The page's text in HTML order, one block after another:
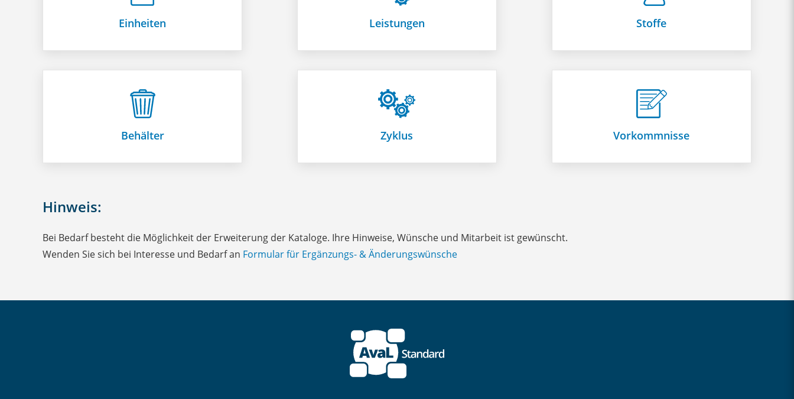
Einheiten Leistungen Stoffe
Behälter Zyklus Vorkommnisse
Hinweis:
Bei Bedarf besteht die Möglichkeit der Erweiterung der Kataloge. Ihre Hinweise, Wünsche und Mitarbeit ist gewünscht.
Wenden Sie sich bei Interesse und Bedarf an Formular für Ergänzungs- & Änderungswünsche